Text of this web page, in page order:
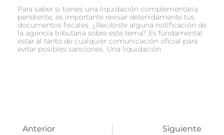
Para saber si tienes una liquidación complementaria
pendiente, es importante revisar detenidamente tus
documentos fiscales. ¿Recibiste alguna notificación de
la agencia tributaria sobre este tema? Es fundamental
estar al tanto de cualquier comunicación oficial para
evitar posibles sanciones. Una liquidación
Anterior Siguiente